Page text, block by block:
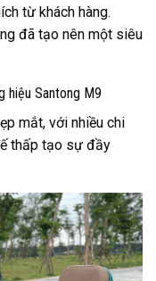
từ khách hàng.
đã tạo nên một siêu
hiệu Santong M9
mắt, với nhiều chi
thấp tạo sự đầy